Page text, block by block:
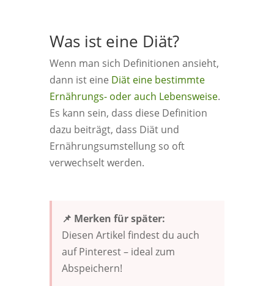
Was ist eine Diät?
Wenn man sich Definitionen ansieht,
dann ist eine Diät eine bestimmte
Ernährungs- oder auch Lebensweise.
Es kann sein, dass diese Definition
dazu beiträgt, dass Diät und
Ernährungsumstellung so oft
verwechselt werden.
📌 Merken für später:
Diesen Artikel findest du auch
auf Pinterest – ideal zum
Abspeichern!